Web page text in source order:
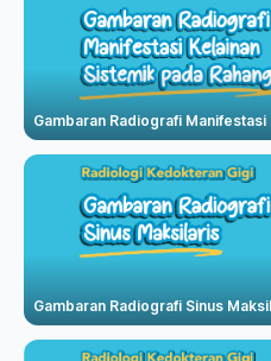
Gambaran Radiografi
Gambaran Radiografi Sinus